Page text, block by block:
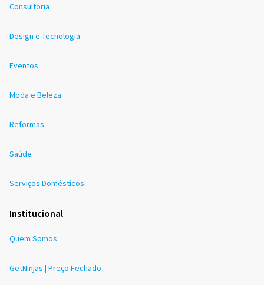
Consultoria
Design e Tecnologia
Eventos
Moda e Beleza
Reformas
Saúde
Serviços Domésticos
Institucional
Quem Somos
GetNinjas | Preço Fechado